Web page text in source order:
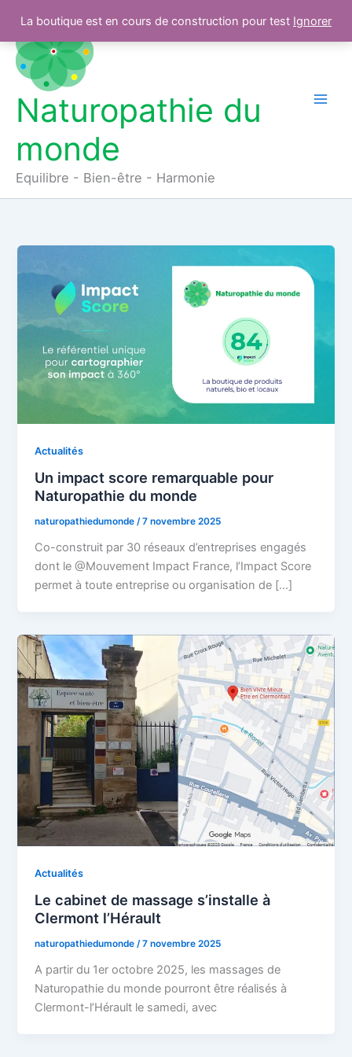
La boutique est en cours de construction pour test Ignorer
contenu
Naturopathie du
monde
Equilibre - Bien-être - Harmonie
Actualités
Un impact score remarquable pour
Naturopathie du monde
naturopathiedumonde/7 novembre 2025
Co-construit par 30 réseaux d’entreprises engagés
dont le @Mouvement Impact France, l’Impact Score
permet à toute entreprise ou organisation de […]
Actualités
Le cabinet de massage s’installe à
Clermont l’Hérault
naturopathiedumonde/7 novembre 2025
A partir du 1er octobre 2025, les massages de
Naturopathie du monde pourront être réalisés à
Clermont-l’Hérault le samedi, avec